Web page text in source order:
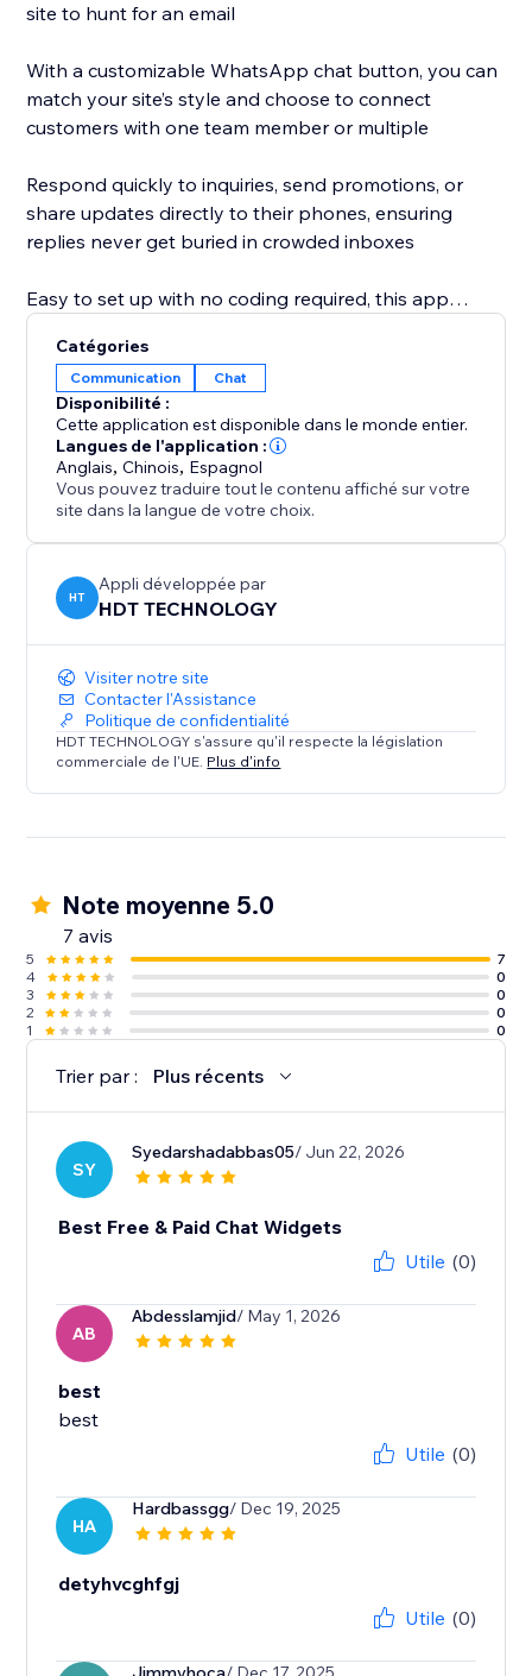
site to hunt for an email
With a customizable WhatsApp chat button, you can
match your site’s style and choose to connect
customers with one team member or multiple
Respond quickly to inquiries, send promotions, or
share updates directly to their phones, ensuring
replies never get buried in crowded inboxes
Easy to set up with no coding required, this app
conversions. Stand out with a seamless, mobile-
friendly chat experience that feels personal and fun
Add the WhatsApp Chat Contact Us to your website
today and start turning clicks into connections
Catégories
Communication Chat
Disponibilité :
Cette application est disponible dans le monde entier.
Langues de l'application :
Anglais,Chinois, Espagnol
Vous pouvez traduire tout le contenu affiché sur votre
site dans la langue de votre choix.
HT
Appli développée par
HDT TECHNOLOGY
Visiter notre site
Contacter l'Assistance
Politique de confidentialité
HDT TECHNOLOGY s'assure qu'il respecte la législation
commerciale de l'UE. Plus d'info
Note moyenne 5.0
7 avis
5
7
4
0
3
0
2
0
1
0
Trier par : Plus récents
SY
Syedarshadabbas05/ Jun 22, 2026
Best Free & Paid Chat Widgets
Utile (0)
AB
Abdesslamjid/ May 1, 2026
best
best
Utile (0)
HA
Hardbassgg/ Dec 19, 2025
detyhvcghfgj
Utile (0)